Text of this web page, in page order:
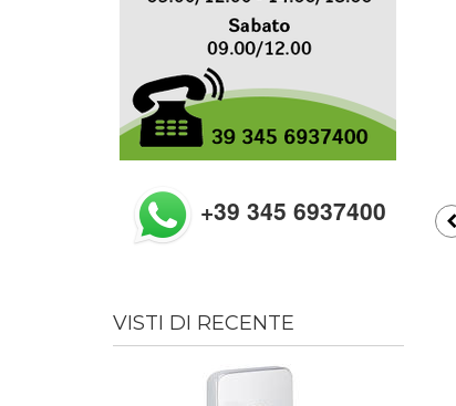
+39 345 6937400
VISTI DI RECENTE